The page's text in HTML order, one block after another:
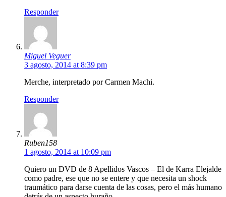
Responder
Miguel Veguer
3 agosto, 2014 at 8:39 pm
Merche, interpretado por Carmen Machi.
Responder
Ruben158
1 agosto, 2014 at 10:09 pm
Quiero un DVD de 8 Apellidos Vascos – El de Karra Elejalde
como padre, ese que no se entere y que necesita un shock
traumático para darse cuenta de las cosas, pero el más humano